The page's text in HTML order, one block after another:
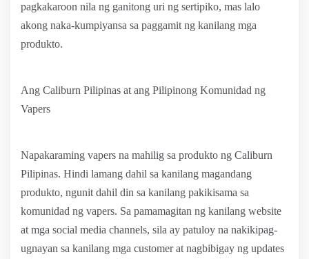
pagkakaroon nila ng ganitong uri ng sertipiko, mas lalo
akong naka-kumpiyansa sa paggamit ng kanilang mga
produkto.
Ang Caliburn Pilipinas at ang Pilipinong Komunidad ng
Vapers
Napakaraming vapers na mahilig sa produkto ng Caliburn
Pilipinas. Hindi lamang dahil sa kanilang magandang
produkto, ngunit dahil din sa kanilang pakikisama sa
komunidad ng vapers. Sa pamamagitan ng kanilang website
at mga social media channels, sila ay patuloy na nakikipag-
ugnayan sa kanilang mga customer at nagbibigay ng updates